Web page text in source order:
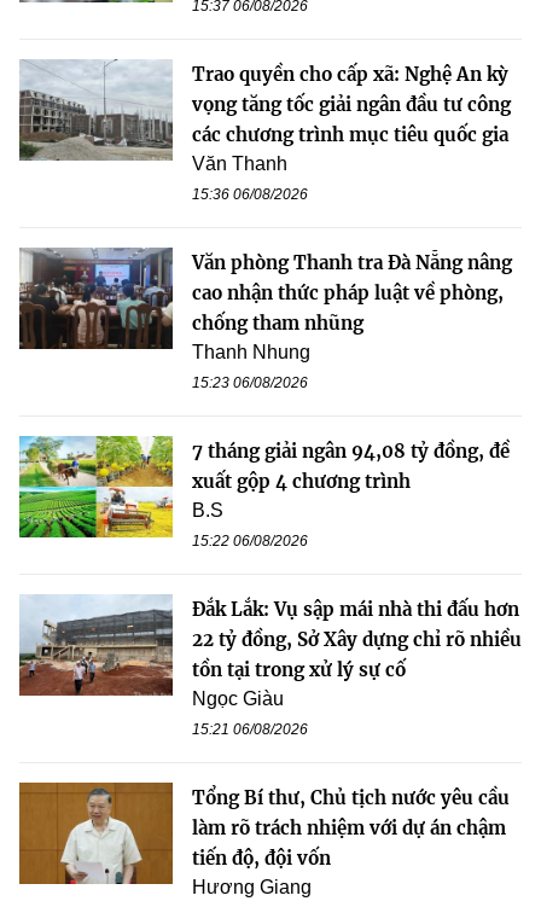
15:37 06/08/2026
Trao quyền cho cấp xã: Nghệ An kỳ
vọng tăng tốc giải ngân đầu tư công
các chương trình mục tiêu quốc gia
Văn Thanh
15:36 06/08/2026
Văn phòng Thanh tra Đà Nẵng nâng
cao nhận thức pháp luật về phòng,
chống tham nhũng
Thanh Nhung
15:23 06/08/2026
7 tháng giải ngân 94,08 tỷ đồng, đề
xuất gộp 4 chương trình
B.S
15:22 06/08/2026
Đắk Lắk: Vụ sập mái nhà thi đấu hơn
22 tỷ đồng, Sở Xây dựng chỉ rõ nhiều
tồn tại trong xử lý sự cố
Ngọc Giàu
15:21 06/08/2026
Tổng Bí thư, Chủ tịch nước yêu cầu
làm rõ trách nhiệm với dự án chậm
tiến độ, đội vốn
Hương Giang